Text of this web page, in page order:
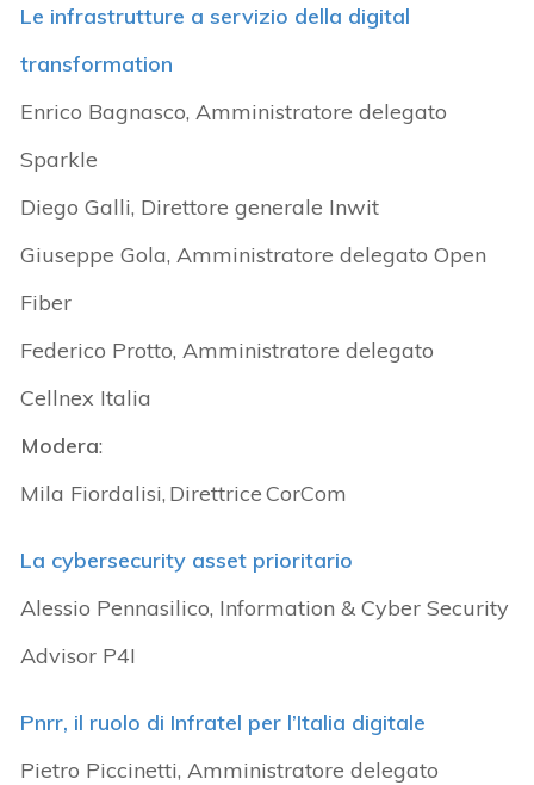
Le infrastrutture a servizio della digital
transformation
Enrico Bagnasco, Amministratore delegato
Sparkle
Diego Galli, Direttore generale Inwit
Giuseppe Gola, Amministratore delegato Open
Fiber
Federico Protto, Amministratore delegato
Cellnex Italia
Modera:
Mila Fiordalisi, Direttrice CorCom
La cybersecurity asset prioritario
Alessio Pennasilico, Information & Cyber Security
Advisor P4I
Pnrr, il ruolo di Infratel per l’Italia digitale
Pietro Piccinetti, Amministratore delegato